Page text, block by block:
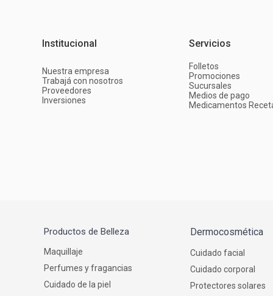
Institucional
Nuestra empresa
Trabajá con nosotros
Proveedores
Inversiones
Servicios
Folletos
Promociones
Sucursales
Medios de pago
Medicamentos
Productos de Belleza
Maquillaje
Perfumes y fragancias
Cuidado de la piel
Dermocosmética
Cuidado facial
Cuidado corporal
Protectores solares